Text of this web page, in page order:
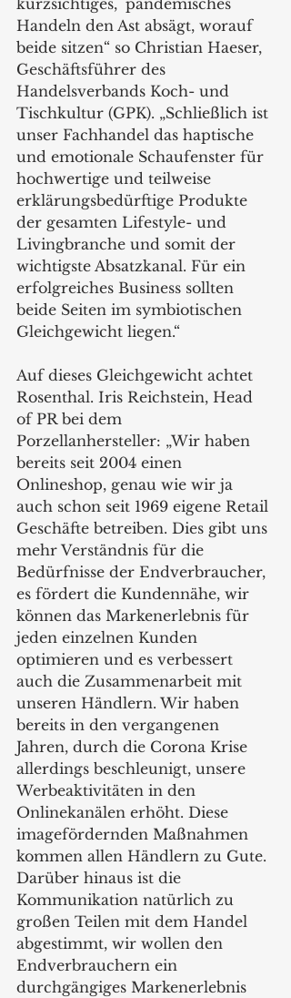
kurzsichtiges, ´pandemisches´
Handeln den Ast absägt, worauf
beide sitzen“ so Christian Haeser,
Geschäftsführer des
Handelsverbands Koch- und
Tischkultur (GPK). „Schließlich ist
unser Fachhandel das haptische
und emotionale Schaufenster für
hochwertige und teilweise
erklärungsbedürftige Produkte
der gesamten Lifestyle- und
Livingbranche und somit der
wichtigste Absatzkanal. Für ein
erfolgreiches Business sollten
beide Seiten im symbiotischen
Gleichgewicht liegen.“
Auf dieses Gleichgewicht achtet
Rosenthal. Iris Reichstein, Head
of PR bei dem
Porzellanhersteller: „Wir haben
bereits seit 2004 einen
Onlineshop, genau wie wir ja
auch schon seit 1969 eigene Retail
Geschäfte betreiben. Dies gibt uns
mehr Verständnis für die
Bedürfnisse der Endverbraucher,
es fördert die Kundennähe, wir
können das Markenerlebnis für
jeden einzelnen Kunden
optimieren und es verbessert
auch die Zusammenarbeit mit
unseren Händlern. Wir haben
bereits in den vergangenen
Jahren, durch die Corona Krise
allerdings beschleunigt, unsere
Werbeaktivitäten in den
Onlinekanälen erhöht. Diese
imagefördernden Maßnahmen
kommen allen Händlern zu Gute.
Darüber hinaus ist die
Kommunikation natürlich zu
großen Teilen mit dem Handel
abgestimmt, wir wollen den
Endverbrauchern ein
durchgängiges Markenerlebnis